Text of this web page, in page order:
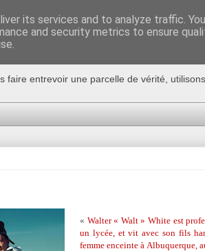
faire entrevoir une parcelle de vérité,
« Walter « Walt » White est
un lycée, et vit avec son fils
femme enceinte à Albuquerque,
its services and to analyze traffic.
and security metrics to ensure